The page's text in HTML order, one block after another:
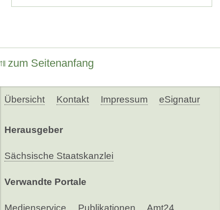
zum Seitenanfang
Übersicht Kontakt Impressum eSignatur
Herausgeber
Sächsische Staatskanzlei
Verwandte Portale
Medienservice Publikationen Amt24